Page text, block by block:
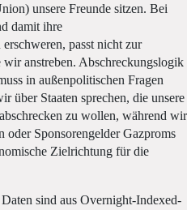
unsere Freunde sitzen. Bei
damit ihre
passt nicht zur
anstreben. Abschreckungslogik
in außenpolitischen Fragen
über Staaten sprechen, die unsere
zu wollen, während wir
Sponsorengelder Gazproms
Zielrichtung für die
sind aus Overnight-Indexed-